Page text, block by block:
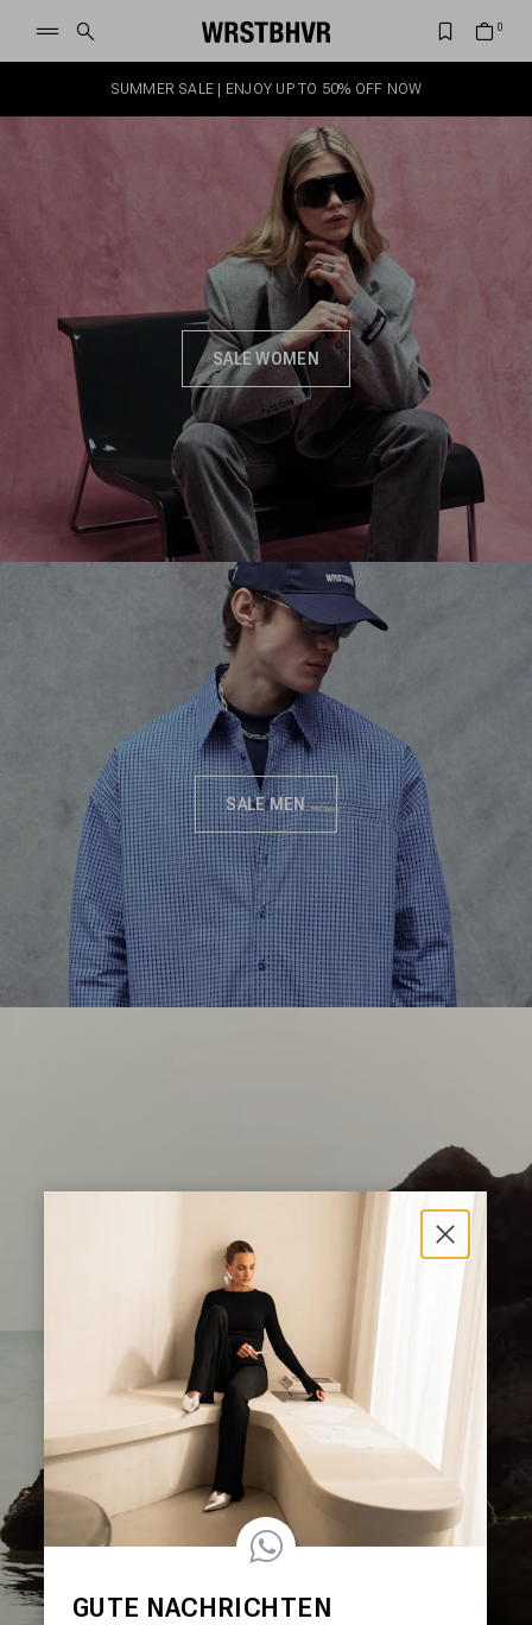
SUMMER SALE | ENJOY UP TO 50% OFF NOW
SALE WOMEN
SALE MEN
GUTE NACHRICHTEN